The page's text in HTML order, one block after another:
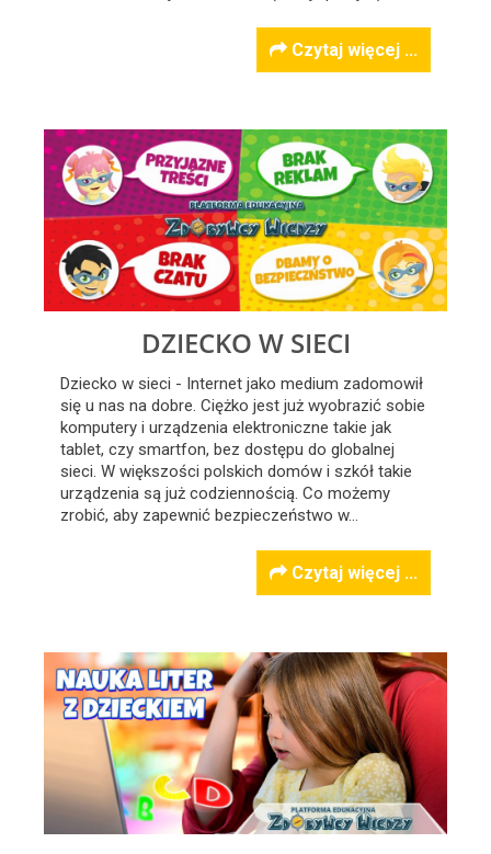
Czytaj więcej ...
DZIECKO W SIECI
Dziecko w sieci - Internet jako medium zadomowił
się u nas na dobre. Ciężko jest już wyobrazić sobie
komputery i urządzenia elektroniczne takie jak
tablet, czy smartfon, bez dostępu do globalnej
sieci. W większości polskich domów i szkół takie
urządzenia są już codziennością. Co możemy
zrobić, aby zapewnić bezpieczeństwo w…
Czytaj więcej ...